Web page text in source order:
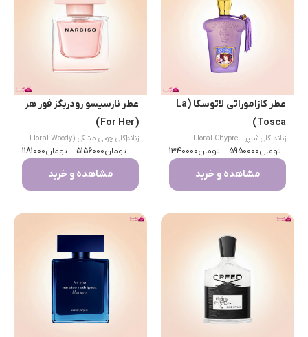
عطر کازاموراتی لاتوسکا (La
Tosca)
زنانه گلی شیپر - Floral Chypre
تومان5950000
– تومان1340000
مشاهده و خرید
عطر نارسیسو رودریگز فور هر
(For Her)
زنانه|
گلی چوبی مشکی (Floral Woody
Musk)
تومان5156000
– تومان1181000
مشاهده و خرید